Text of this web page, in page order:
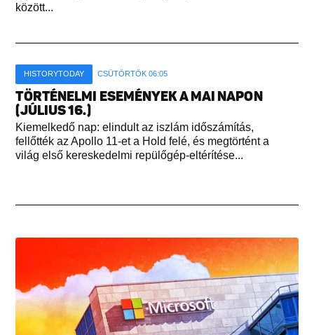
között...
HISTORYTODAY CSÜTÖRTÖK 06:05
TÖRTÉNELMI ESEMÉNYEK A MAI NAPON
(JÚLIUS 16.)
Kiemelkedő nap: elindult az iszlám időszámítás,
fellőtték az Apollo 11-et a Hold felé, és megtörtént a
világ első kereskedelmi repülőgép-eltérítése...